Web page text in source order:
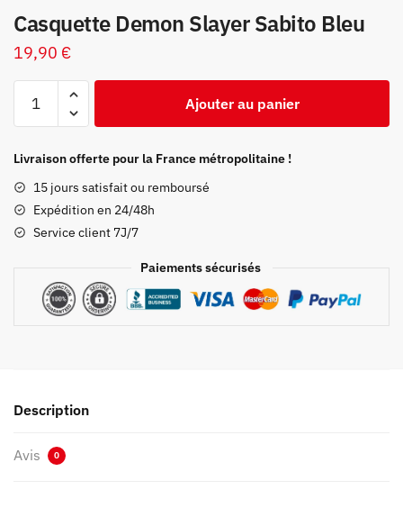
Casquette Demon Slayer Sabito Bleu
19,90 €
Demon
Sabito
Bleu
Ajouter au panier
Livraison offerte pour la France métropolitaine !
15 jours satisfait ou remboursé
Expédition en 24/48h
Service client 7J/7
Paiements sécurisés
Description
Avis 0